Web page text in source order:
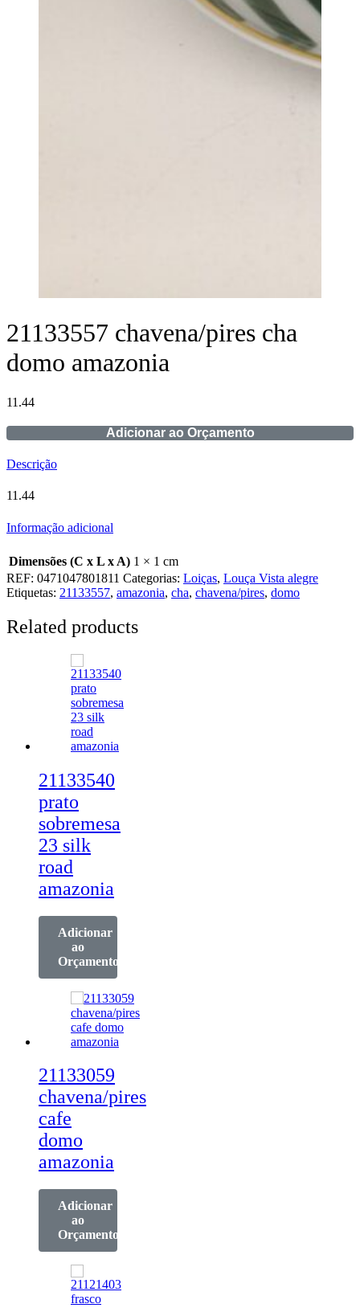
21133557 chavena/pires cha
domo amazonia
11.44
Adicionar ao Orçamento
Descrição
11.44
Informação adicional
Dimensões (C x L x A) 1 × 1 cm
REF: 0471047801811 Categorias: Loiças, Louça Vista alegre
Etiquetas: 21133557, amazonia, cha, chavena/pires, domo
Related products
21133540
prato
sobremesa
23 silk
road
amazonia
Adicionar
ao
Orçamento
21133059
chavena/pires
cafe
domo
amazonia
Adicionar
ao
Orçamento